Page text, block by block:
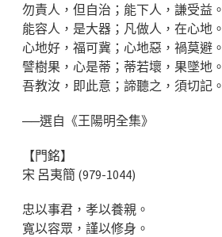
勿責人，但自治；能下人，謙受益。
能容人，是大器；凡做人，在心地。
心地好，福可冀；心地惡，禍莫避。
譬樹果，心是蒂；蒂若壞，果墜地。
吾教汝，即此意；諦聽之，須切記。
──選自《王陽明全集》
【門銘】
宋 呂夷簡 (979-1044)
忠以事君，孝以養親。
寬以容眾，謹以修身。